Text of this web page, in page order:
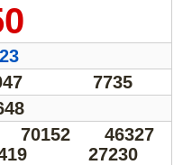
7735
70152
46327
27230